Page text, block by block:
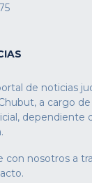
de noticias
a cargo
dependiente
con nosotros a
.